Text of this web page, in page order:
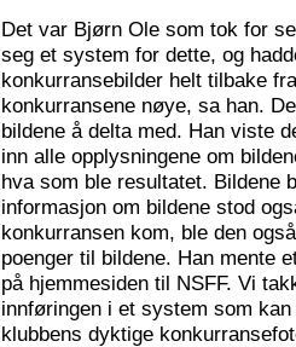
Det var Bjørn Ole som tok for
seg et system for dette, og
konkurransebilder helt tilbake
konkurransene nøye, sa han.
bildene å delta med. Han viste
inn alle opplysningene om
hva som ble resultatet. Bildene
informasjon om bildene stod
konkurransen kom, ble den
poenger til bildene. Han mente
på hjemmesiden til NSFF. Vi
innføringen i et system som
klubbens dyktige